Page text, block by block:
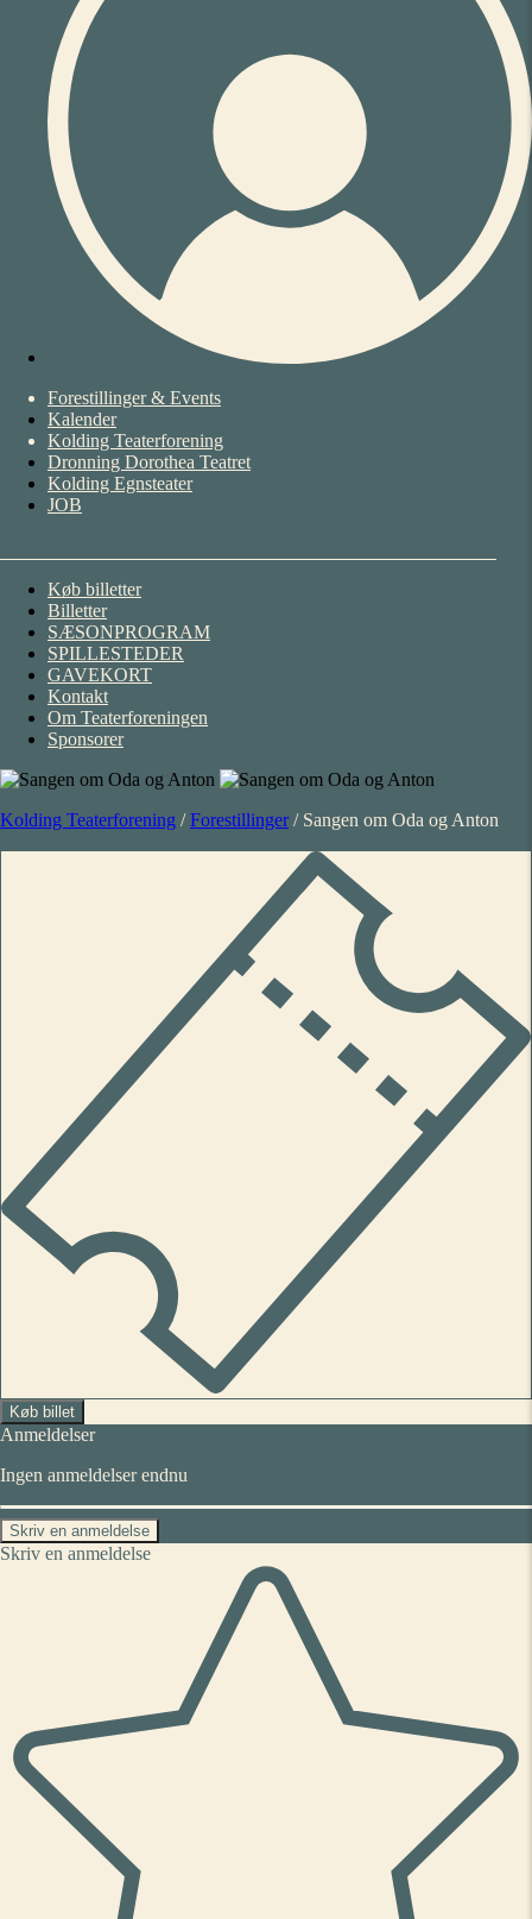
Forestillinger & Events
Kalender
Kolding Teaterforening
Dronning Dorothea Teatret
Kolding Egnsteater
JOB
Køb billetter
Billetter
SÆSONPROGRAM
SPILLESTEDER
GAVEKORT
Kontakt
Om Teaterforeningen
Sponsorer
Kolding Teaterforening /Forestillinger/ Sangen om Oda og Anton
Køb billet
Anmeldelser
Ingen anmeldelser endnu
Skriv en anmeldelse
Skriv en anmeldelse